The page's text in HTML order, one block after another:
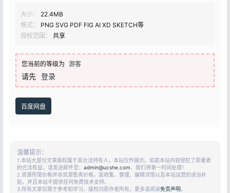
大小：
22.4MB
格式：
PNG SVG PDF FIG AI XD SKETCH等
授权范围：
共享
您当前的等级为 游客
请先 登录
百度网盘
温馨提示：
1.本站大部分文章版权属于其合法持有人，本站仅作展示。如若本站内容侵犯了原著者
的合法权益，请发送邮件至： admin@ucshe.com ，我们将第一时间处理！
2.资源所需价格并非资源售卖价格，是收集、整理、编辑详情以及本站运营的适当补
贴，并且本站不提供任何免费技术支持。
3.所有文章仅限于参考和学习，版权归原作者所有，更多请阅读免责声明。